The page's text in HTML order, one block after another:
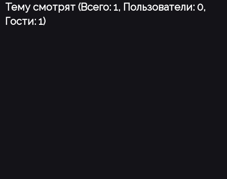
Тему смотрят (Всего: 1, Пользователи: 0,
Гости: 1)